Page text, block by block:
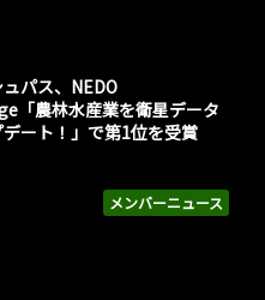
メンバーニュース
パス、NEDO
「農林水産業を衛星データ
ート！」で第1位を受賞